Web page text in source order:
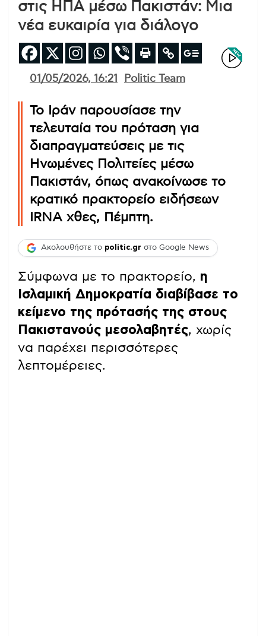
στις ΗΠΑ μέσω Πακιστάν: Μια
νέα ευκαιρία για διάλογο
01/05/2026, 16:21 Politic Team
Το Ιράν παρουσίασε την
τελευταία του πρόταση για
διαπραγματεύσεις με τις
Ηνωμένες Πολιτείες μέσω
Πακιστάν, όπως ανακοίνωσε το
κρατικό πρακτορείο ειδήσεων
IRNA χθες, Πέμπτη.
Ακολουθήστε το politic.gr στο Google News
Σύμφωνα με το πρακτορείο, η
Ισλαμική Δημοκρατία διαβίβασε το
κείμενο της πρότασής της στους
Πακιστανούς μεσολαβητές, χωρίς
να παρέχει περισσότερες
λεπτομέρειες.